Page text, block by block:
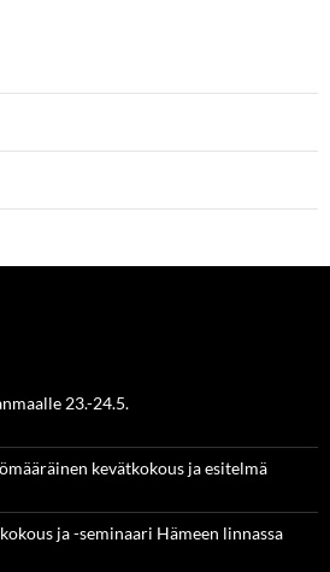
23.-24.5.
kevätkokous ja esitelmä
ja -seminaari Hämeen linnassa